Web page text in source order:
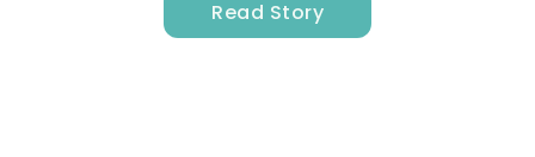
Read Story